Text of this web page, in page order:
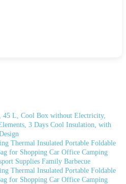
45 L, Cool Box‍ without Electricity,
3 Days Cool Insulation, with
Thermal Insulated Portable Foldable
for Shopping Car‍ Office Camping
Supplies Family Barbecue
Thermal Insulated Portable Foldable
for Shopping Car ‌Office Camping